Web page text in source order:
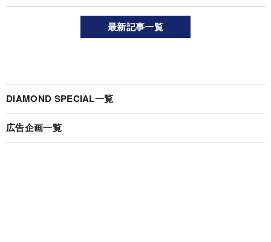
最新記事一覧
DIAMOND SPECIAL一覧
広告企画一覧